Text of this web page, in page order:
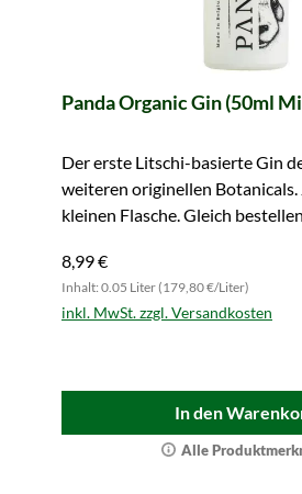
Panda Organic Gin (50ml
Der erste Litschi-basierte Gin
weiteren originellen Botanicals.
kleinen Flasche. Gleich
8,99 €
Inhalt: 0.05 Liter (179,80 €/Liter)
inkl. MwSt. zzgl. Versandkosten
In den
Alle